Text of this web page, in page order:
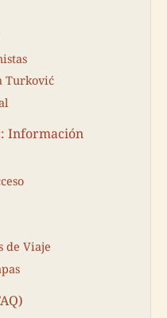
Turković
Información
de Viaje